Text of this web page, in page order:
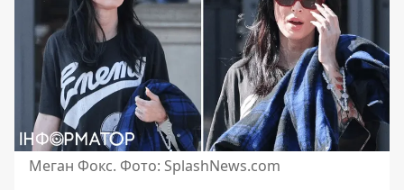
Меган Фокс. Фото: SplashNews.com